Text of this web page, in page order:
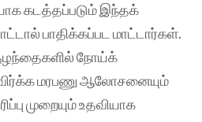
கடத்தப்படும் இந்தக்
பாதிக்கப்பட மாட்டார்கள்.
நோய்க்
மரபணு ஆலோசனையும்
முறையும் உதவியாக